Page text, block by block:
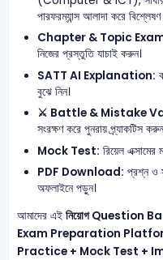
পারফরম্যান্স আলাদা করে
Chapter & Topic
নিজের প্রস্তুতি যাচাই করুন।
SATT AI Explanation:
বুঝে নিন।
⚔️ Battle & Mistake
সংরক্ষণ করে পুনরায় প্র্যাকটিস
Mock Test: রিয়েল
PDF Download: প্রশ্ন ও
অফলাইনে পড়ুন।
আমাদের এই নিয়োগ Question
Exam Preparation
Practice + Mock Test +